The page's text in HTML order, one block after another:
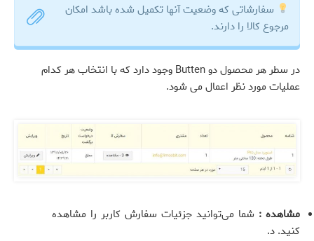
سفارشاتی که وضعیت آنها تکمیل شده باشد امکان
مرجوع کالا را دارند.
در سطر هر محصول دو Butten وجود دارد که با انتخاب هر کدام
عملیات مورد نظر اعمال می شود.
مشاهده : شما می‌توانید جزئیات سفارش کاربر را مشاهده
کنید. د.